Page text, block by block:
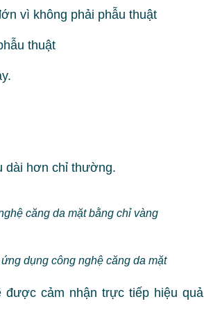
vì không phải phẫu thuật
thuật
dài hơn chỉ thường.
căng da mặt bằng chỉ vàng
dụng công nghệ căng da mặt
được cảm nhận trực tiếp hiệu quả